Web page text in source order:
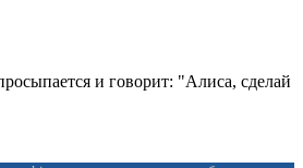
и говорит: "Алиса, сделай